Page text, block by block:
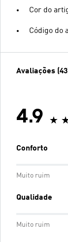
Cor do
Código do
Avaliações (43)
4.9
Conforto
Muito ruim
Qualidade
Muito ruim